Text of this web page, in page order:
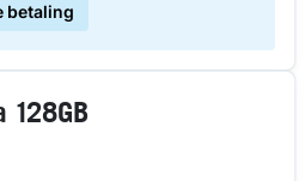
betaling
128GB